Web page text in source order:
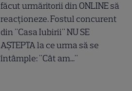
făcut urmăritorii din ONLINE să
reacționeze. Fostul concurent
din "Casa Iubirii" NU SE
AȘTEPTA la ce urma să se
întâmple: "Cât am..."